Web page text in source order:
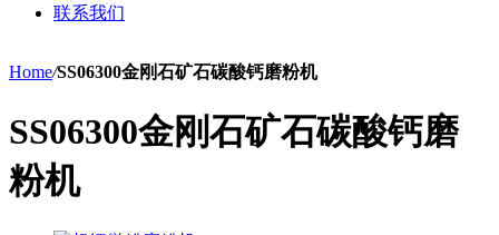
联系我们
Home/SS06300金刚石矿石碳酸钙磨粉机
SS06300金刚石矿石碳酸钙磨
粉机